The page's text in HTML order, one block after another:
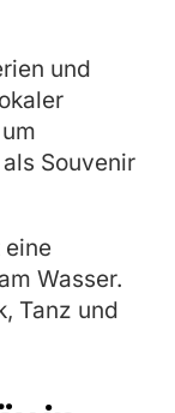
und
Souvenir
eine
Wasser.
Tanz und